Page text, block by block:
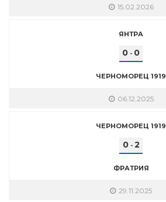
15.02.2026
ЯНТРА
0 - 0
ЧЕРНОМОРЕЦ 1919
06.12.2025
ЧЕРНОМОРЕЦ 1919
0- 2
ФРАТРИЯ
29.11.2025